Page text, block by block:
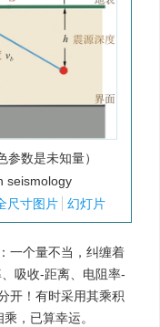
数是未知量）
seismology
尺寸图片 幻灯片
一个量不当，纠缠着
吸收-距离、电阻率-
开！有时采用其乘积
，已算幸运。